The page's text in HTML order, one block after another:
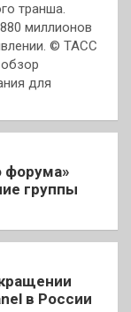
транша.
миллионов
© ТАСС
для
форума»
группы
в России